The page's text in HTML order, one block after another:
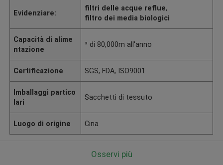
Evidenziare:
filtri delle acque reflue,
filtro dei media biologici
Capacità di alime
ntazione
³ di 80,000m all'anno
Certificazione SGS, FDA, ISO9001
Imballaggi partico
lari
Sacchetti di tessuto
Luogo di origine Cina
Osservi più